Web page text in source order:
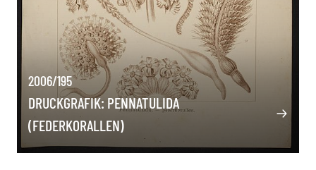
2006/195
DRUCKGRAFIK: PENNATULIDA
(FEDERKORALLEN)